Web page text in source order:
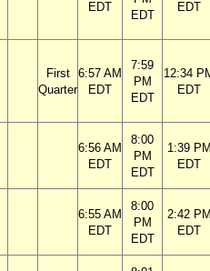
EDT
EDT
EDT
First
Quarter
6:57 AM
EDT
7:59
PM
EDT
12:34
EDT
6:56 AM
EDT
8:00
PM
EDT
1:39
EDT
6:55 AM
EDT
8:00
PM
EDT
2:42
EDT